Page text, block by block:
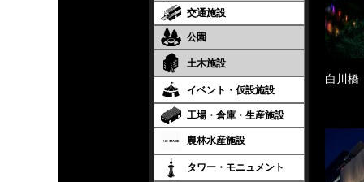
交通施設
公園
土木施設
イベント・仮設施設
工場・倉庫・生産施設
農林水産施設
タワー・モニュメント
白川橋